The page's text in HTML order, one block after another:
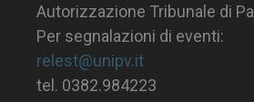
Autorizzazione Tribunale di
Per segnalazioni di eventi:
relest@unipv.it
tel. 0382.984223